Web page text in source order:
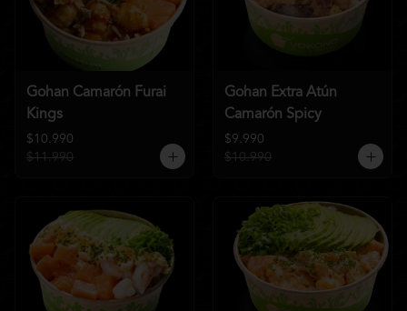
Gohan Camarón Furai
Kings
$10.990
$11.990
Gohan Extra Atún
Camarón Spicy
$9.990
$10.990